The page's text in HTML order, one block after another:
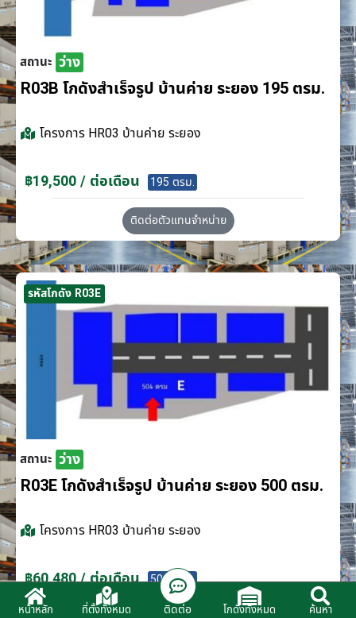
สถานะ ว่าง
R03B โกดังสำเร็จรูป บ้านค่าย ระยอง 195 ตรม.
โครงการ HR03 บ้านค่าย ระยอง
฿19,500 / ต่อเดือน 195 ตรม.
ติดต่อตัวแทนจำหน่าย
รหัสโกดัง R03E
สถานะ ว่าง
R03E โกดังสำเร็จรูป บ้านค่าย ระยอง 500 ตรม.
โครงการ HR03 บ้านค่าย ระยอง
฿60,480 / ต่อเดือน 500 ตรม.
หน้าหลัก ที่ตั้งทั้งหมด ติดต่อ โกดังทั้งหมด ค้นหา